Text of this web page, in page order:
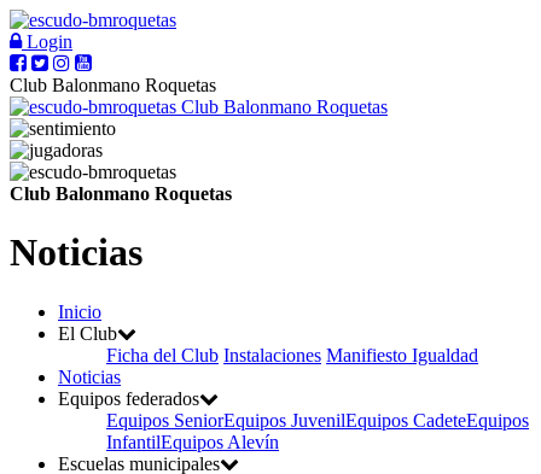
Login
Club Balonmano Roquetas
Club Balonmano Roquetas
Club Balonmano Roquetas
Noticias
Inicio
El Club
Ficha del Club Instalaciones Manifiesto Igualdad
Noticias
Equipos federados
Equipos SeniorEquipos JuvenilEquipos CadeteEquipos
InfantilEquipos Alevín
Escuelas municipales